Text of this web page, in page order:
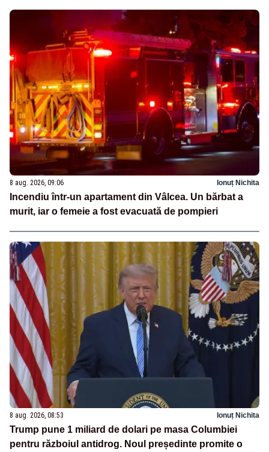
8 aug. 2026, 09:06 Ionuț Nichita
Incendiu într-un apartament din Vâlcea. Un bărbat a
murit, iar o femeie a fost evacuată de pompieri
8 aug. 2026, 08:53 Ionuț Nichita
Trump pune 1 miliard de dolari pe masa Columbiei
pentru războiul antidrog. Noul președinte promite o